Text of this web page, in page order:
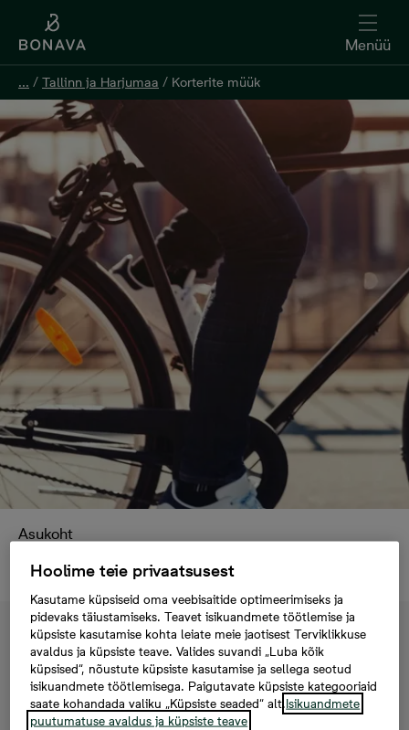
Menüü
... / Tallinn ja Harjumaa / Korterite müük
Asukoht
Korterite müük
Korterite müük Tallinnas
Bonava loob uusi kodusid Tallinnas ja lähiümbruses.
Hoolime teie privaatsusest
Kasutame küpsiseid oma veebisaitide optimeerimiseks ja
pidevaks täiustamiseks. Teavet isikuandmete töötlemise ja
küpsiste kasutamise kohta leiate meie jaotisest Terviklikkuse
avaldus ja küpsiste teave. Valides suvandi „Luba kõik
küpsised“, nõustute küpsiste kasutamise ja sellega seotud
isikuandmete töötlemisega. Paigutavate küpsiste kategooriaid
saate kohandada valiku „Küpsiste seaded“ alt.Isikuandmete
puutumatuse avaldus ja küpsiste teave